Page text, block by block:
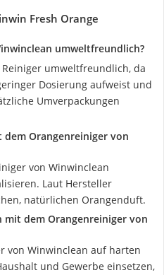
Fresh Orange
umweltfreundlich?
umweltfreundlich, da
Dosierung aufweist und
Umverpackungen
dem Orangenreiniger von
von Winwinclean
Laut Hersteller
natürlichen Orangenduft.
mit dem Orangenreiniger von
von Winwinclean auf harten
und Gewerbe einsetzen,